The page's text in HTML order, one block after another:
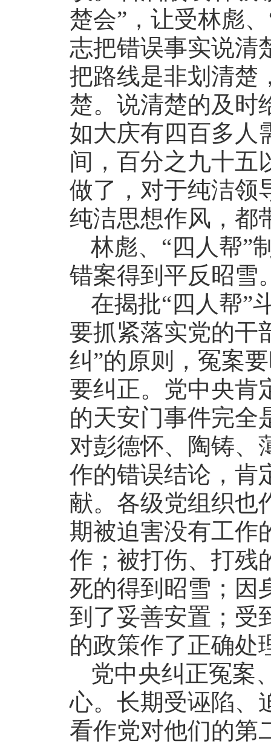
楚会”，让受林彪
志把错误事实说清
把路线是非划清楚
楚。说清楚的及时
如大庆有四百多人
间，百分之九十五
做了，对于纯洁领
纯洁思想作风，都
林彪、“四人帮”
错案得到平反昭雪
在揭批“四人帮”
要抓紧落实党的干
纠”的原则，冤案
要纠正。党中央肯
的天安门事件完全
对彭德怀、陶铸、
作的错误结论，肯
献。各级党组织也
期被迫害没有工作
作；被打伤、打残
死的得到昭雪；因
到了妥善安置；受
的政策作了正确处
党中央纠正冤案
心。长期受诬陷、
看作党对他们的第